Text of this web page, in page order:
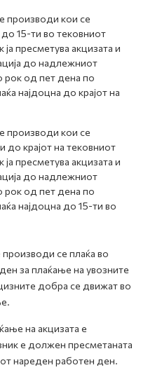
производи кои се
15-ти во тековниот
пресметува акцизата и
до надлежниот
рок од пет дена по
најдоцна до крајот на
производи кои се
крајот на тековниот
пресметува акцизата и
до надлежниот
рок од пет дена по
најдоцна до 15-ти во
производи се плаќа во
за плаќање на увозните
добра се движат во
на акцизата е
е должен пресметаната
нареден работен ден.